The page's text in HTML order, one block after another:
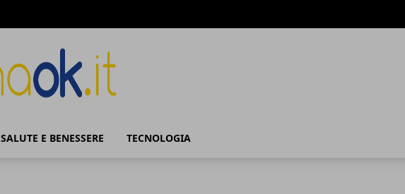
SALUTE E BENESSERE TECNOLOGIA